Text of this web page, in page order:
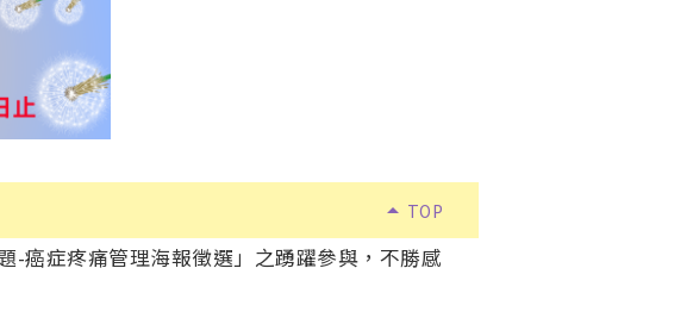
arrow_drop_up TOP
-癌症疼痛管理海報徵選」之踴躍參與，不勝感